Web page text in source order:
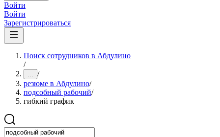
Войти
Войти
Зарегистрироваться
Поиск сотрудников в Абдулино
/
... /
резюме в Абдулино/
подсобный рабочий/
гибкий график